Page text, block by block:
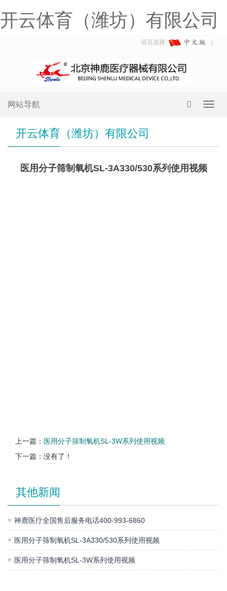
开云体育（潍坊）有限公司
语言选择:
网站导航
开云体育（潍坊）有限公司
医用分子筛制氧机SL-3A330/530系列使用视频
上一篇： 医用分子筛制氧机SL-3W系列使用视频
下一篇：没有了！
其他新闻
神鹿医疗全国售后服务电话400-993-6860
医用分子筛制氧机SL-3A330/530系列使用视频
医用分子筛制氧机SL-3W系列使用视频